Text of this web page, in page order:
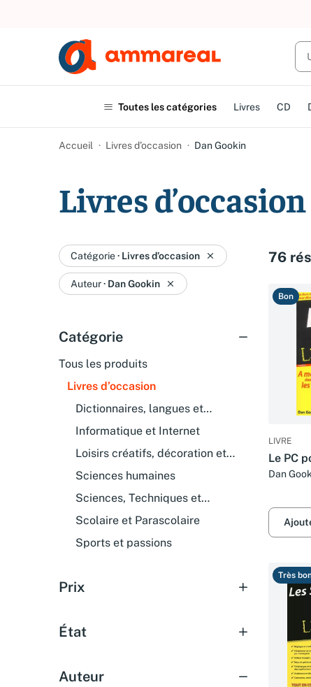
UN
Toutes les catégories Livres CD
Accueil Livres d’occasion Dan Gookin
Livres
Catégorie· Livres d’occasion
Auteur· Dan Gookin
Catégorie
Tous les produits
Livres d’occasion
Dictionnaires, langues et
encyclopédies
Informatique et Internet
Loisirs créatifs, décoration et
bricolage
Sciences humaines
Sciences, Techniques et
Médecine
Scolaire et Parascolaire
Sports et passions
Prix
État
Auteur
76
Bon
LIVRE
Le PC
Dan
Très